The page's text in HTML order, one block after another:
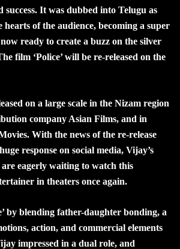
success. It was dubbed into Telugu as
hearts of the audience, becoming a super
ready to create a buzz on the silver
film ‘Police’ will be re-released on the
on a large scale in the Nizam region
company Asian Films, and in
With the news of the re-release
response on social media, Vijay’s
eagerly waiting to watch this
in theaters once again.
by blending father-daughter bonding, a
action, and commercial elements
impressed in a dual role, and